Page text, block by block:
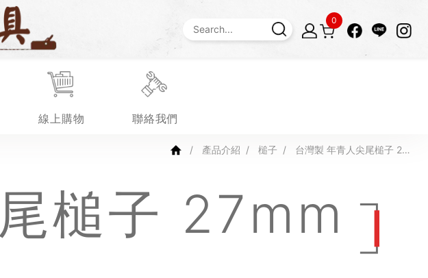
0
線上購物 聯絡我們
產品介紹 槌子
台灣製 年青人尖尾槌子 27
尾槌子 27mm